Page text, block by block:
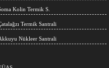
Kolin Termik S.
Termik Santrali
Nükleer Santrali